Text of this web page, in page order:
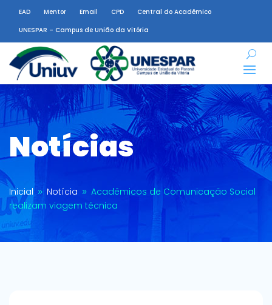
EAD Mentor Email CPD
Central do Acadêmico
UNESPAR – Campus de União da Vitória
Notícias
Inicial 9 Notícia 9 Acadêmicos de Comunicação Social
realizam viagem técnica